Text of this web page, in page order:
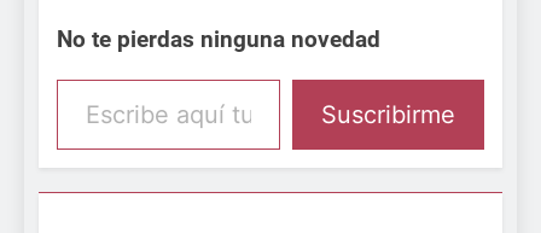
No te pierdas ninguna novedad
Escribe aquí tu email
Suscribirme